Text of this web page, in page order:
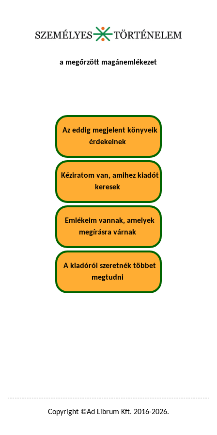
a megőrzött magánemlékezet
Az eddig megjelent könyveik
érdekelnek
Kéziratom van, amihez kiadót
keresek
Emlékeim vannak, amelyek
megírásra várnak
A kiadóról szeretnék többet
megtudni
Copyright ©Ad Librum Kft. 2016-2026.